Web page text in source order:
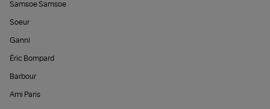
Samsoe Samsoe
Soeur
Ganni
Éric Bompard
Barbour
Ami Paris